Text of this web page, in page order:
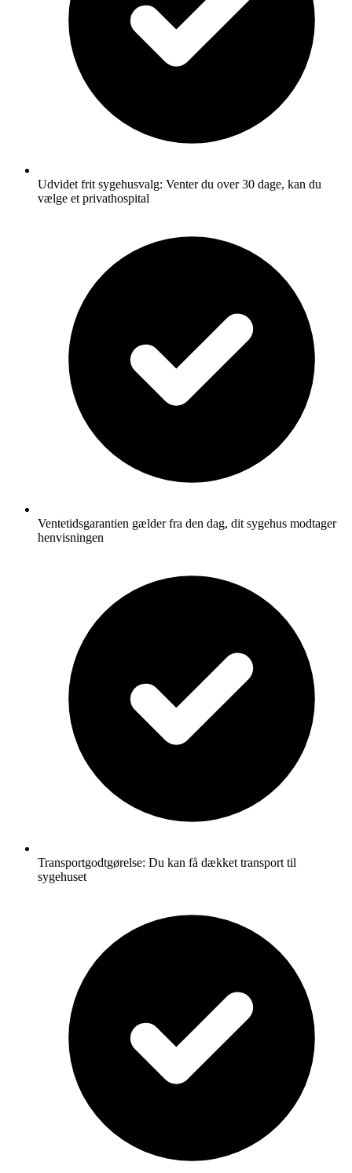
Udvidet frit sygehusvalg: Venter du over 30 dage, kan du
vælge et privathospital
Ventetidsgarantien gælder fra den dag, dit sygehus modtager
henvisningen
Transportgodtgørelse: Du kan få dækket transport til
sygehuset